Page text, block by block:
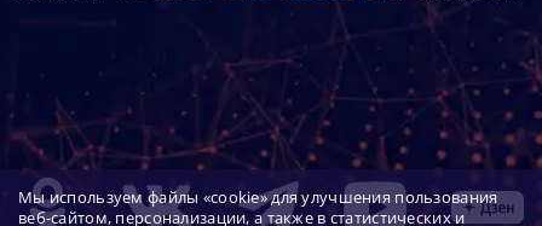
Мы используем файлы «cookie» для улучшения пользования
веб-сайтом, персонализации, а также в статистических и